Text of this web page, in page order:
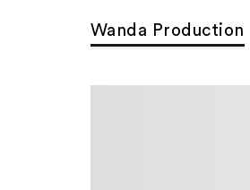
Wanda Production